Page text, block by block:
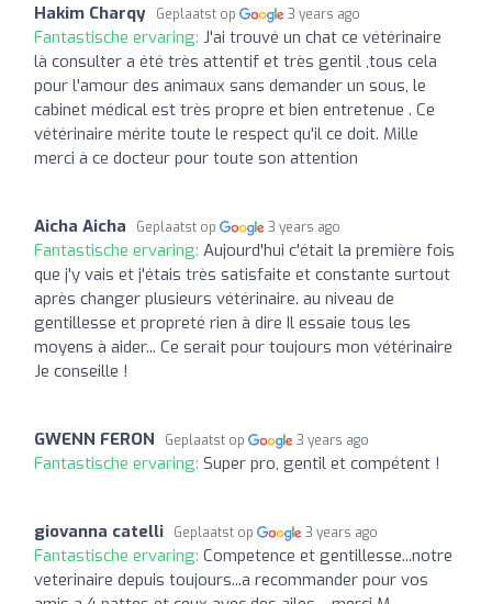
Hakim Charqy Geplaatst op 3 years ago
Fantastische ervaring: J'ai trouvé un chat ce vétérinaire
là consulter a été très attentif et très gentil ,tous cela
pour l'amour des animaux sans demander un sous, le
cabinet médical est très propre et bien entretenue . Ce
vétérinaire mérite toute le respect qu'il ce doit. Mille
merci à ce docteur pour toute son attention
Aicha Aicha Geplaatst op 3 years ago
Fantastische ervaring: Aujourd'hui c'était la première fois
que j'y vais et j'étais très satisfaite et constante surtout
après changer plusieurs vétérinaire. au niveau de
gentillesse et propreté rien à dire Il essaie tous les
moyens à aider... Ce serait pour toujours mon vétérinaire
Je conseille !
GWENN FERON Geplaatst op 3 years ago
Fantastische ervaring: Super pro, gentil et compétent !
giovanna catelli Geplaatst op 3 years ago
Fantastische ervaring: Competence et gentillesse...notre
veterinaire depuis toujours...a recommander pour vos